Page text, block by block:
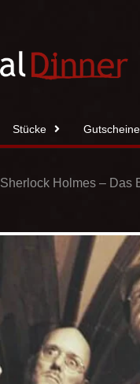
Stücke Gutscheine
Sherlock Holmes – Das